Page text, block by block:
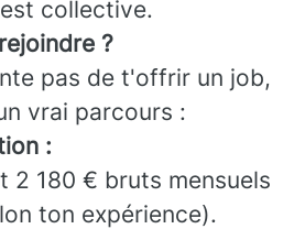
collective.
?
pas de t'offrir un job,
vrai parcours :
:
2 180 € bruts mensuels
ton expérience).